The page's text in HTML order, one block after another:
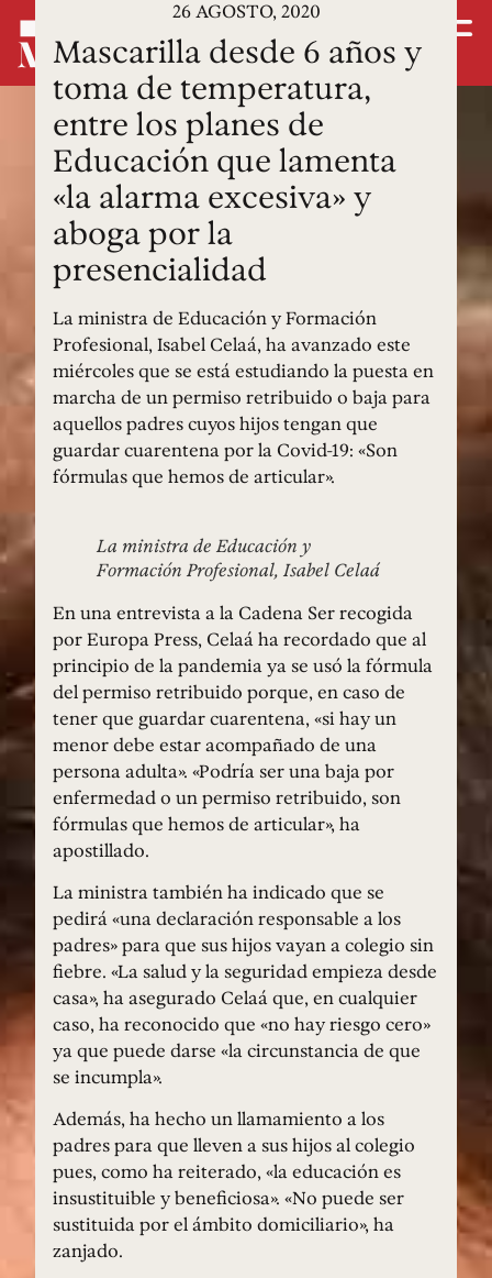
26 AGOSTO, 2020
Mascarilla desde 6 años y
toma de temperatura,
entre los planes de
Educación que lamenta
«la alarma excesiva» y
aboga por la
presencialidad
La ministra de Educación y Formación
Profesional, Isabel Celaá, ha avanzado este
miércoles que se está estudiando la puesta en
marcha de un permiso retribuido o baja para
aquellos padres cuyos hijos tengan que
guardar cuarentena por la Covid-19: «Son
fórmulas que hemos de articular».
La ministra de Educación y
Formación Profesional, Isabel Celaá
En una entrevista a la Cadena Ser recogida
por Europa Press, Celaá ha recordado que al
principio de la pandemia ya se usó la fórmula
del permiso retribuido porque, en caso de
tener que guardar cuarentena, «si hay un
menor debe estar acompañado de una
persona adulta». «Podría ser una baja por
enfermedad o un permiso retribuido, son
fórmulas que hemos de articular», ha
apostillado.
La ministra también ha indicado que se
pedirá «una declaración responsable a los
padres» para que sus hijos vayan a colegio sin
fiebre. «La salud y la seguridad empieza desde
casa», ha asegurado Celaá que, en cualquier
caso, ha reconocido que «no hay riesgo cero»
ya que puede darse «la circunstancia de que
se incumpla».
Además, ha hecho un llamamiento a los
padres para que lleven a sus hijos al colegio
pues, como ha reiterado, «la educación es
insustituible y beneficiosa». «No puede ser
sustituida por el ámbito domiciliario», ha
zanjado.